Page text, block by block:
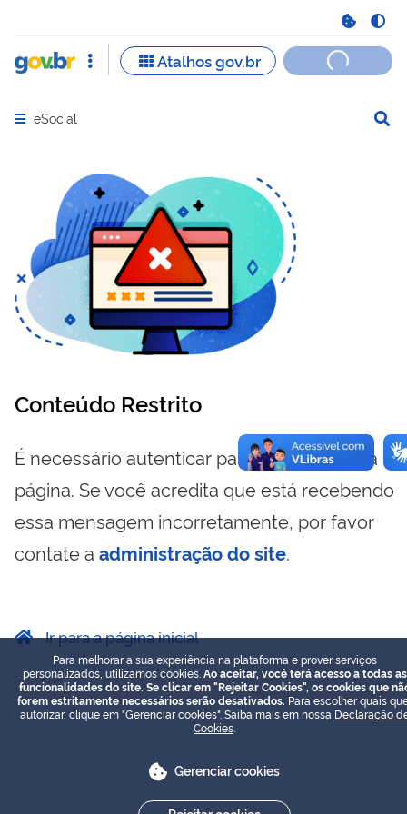
Abrir menu principal de navegação
eSocial
Conteúdo Restrito
É necessário autenticar para visualizar essa
página. Se você acredita que está recebendo
essa mensagem incorretamente, por favor
contate a administração do site.
Ir para a página inicial
Para melhorar a sua experiência na plataforma e prover serviços
personalizados, utilizamos cookies. Ao aceitar, você terá acesso a todas as
funcionalidades do site. Se clicar em "Rejeitar Cookies", os cookies que
forem estritamente necessários serão desativados. Para escolher quais
autorizar, clique em "Gerenciar cookies". Saiba mais em nossa Declaração
Cookies
Gerenciar cookies